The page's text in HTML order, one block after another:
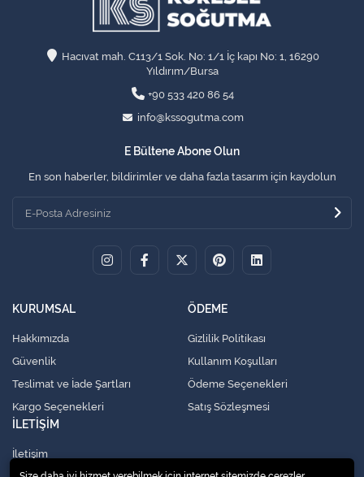
Hacıvat mah. C113/1 Sok. No: 1/1 İç kapı No: 1, 16290
Yıldırım/Bursa
+90 533 420 86 54
info@kssogutma.com
E Bültene Abone Olun
En son haberler, bildirimler ve daha fazla tasarım için kaydolun
KURUMSAL
Hakkımızda
Güvenlik
Teslimat ve İade Şartları
Kargo Seçenekleri
ÖDEME
Gizlilik Politikası
Kullanım Koşulları
Ödeme Seçenekleri
Satış Sözleşmesi
İLETİŞİM
İletişim